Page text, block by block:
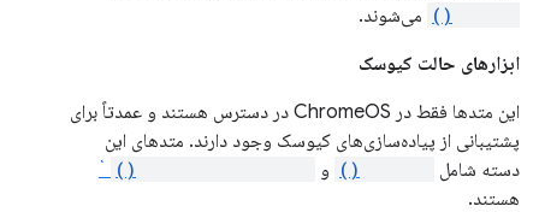
می‌شوند.
ابزارهای حالت کیوسک
این متدها فقط در ChromeOS در دسترس هستند و عمدتاً برای
پشتیبانی از پیاده‌سازی‌های کیوسک وجود دارند. متدهای این
دسته شامل
و
`
هستند.